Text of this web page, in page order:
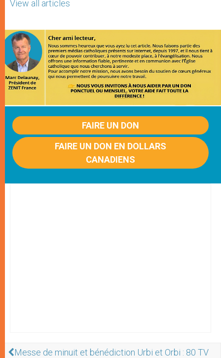
View all articles
FAIRE UN DON
FAIRE UN DON EN DOLLARS
CANADIENS
Messe de minuit et bénédiction Urbi et Orbi : 80 TV